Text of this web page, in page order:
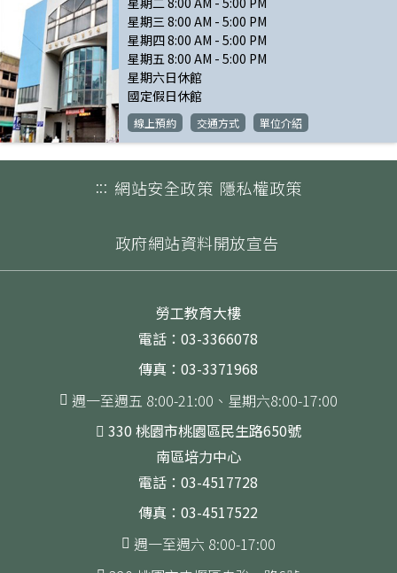
星期三 8:00 AM - 5:00 PM
星期四 8:00 AM - 5:00 PM
星期五 8:00 AM - 5:00 PM
星期六日休館
國定假日休館
線上預約 交通方式 單位介紹
::: 網站安全政策 隱私權政策
政府網站資料開放宣告
勞工教育大樓
電話：03-3366078
傳真：03-3371968
週一至週五 8:00-21:00、星期六8:00-17:00
330 桃園市桃園區民生路650號
南區培力中心
電話：03-4517728
傳真：03-4517522
週一至週六 8:00-17:00